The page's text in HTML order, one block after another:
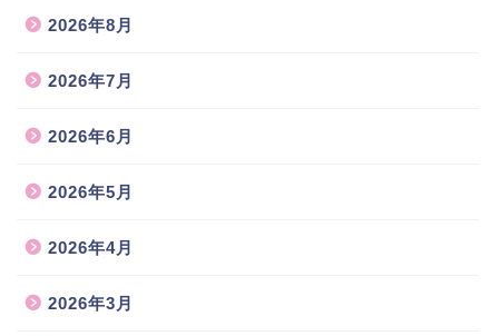
2026年8月
2026年7月
2026年6月
2026年5月
2026年4月
2026年3月